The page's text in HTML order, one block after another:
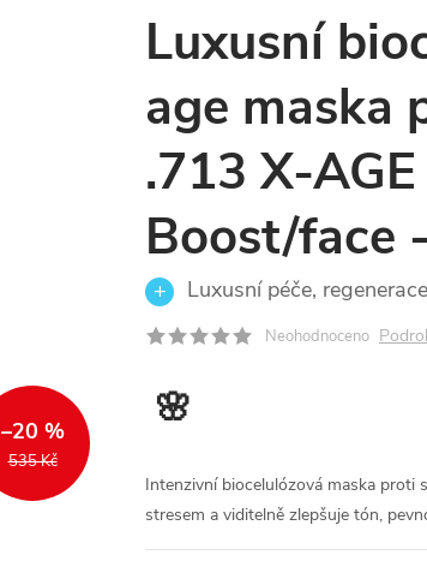
535 Kč
–20 %
Luxusní
age maska
.713 X-
Boost/face
Luxusní péče,
Neohodnoceno
🌸
Intenzivní biocelulózová maska proti
stresem a viditelně zlepšuje tón,